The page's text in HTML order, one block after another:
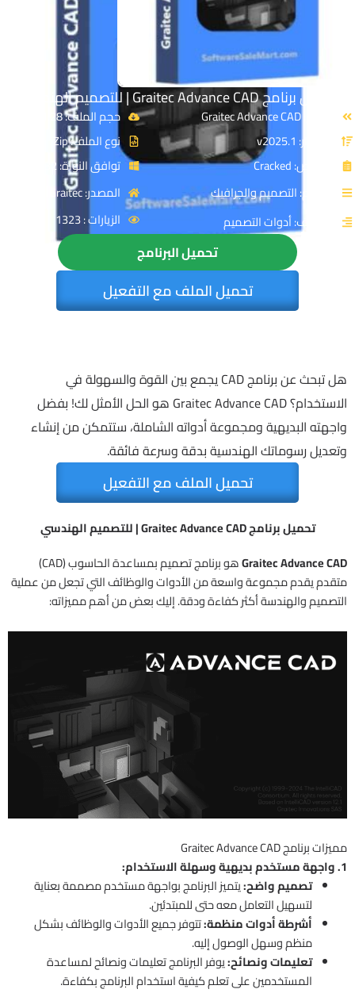
تحميل برنامج Graitec Advance CAD | للتصميم الهندسي
الاسم: Graitec Advance CAD
الإصدار: v2025.1
الترخيص: Cracked
القسم: التصميم والجرافيك
التصنيف: أدوات التصميم
حجم الملف: 1.28 GB
نوع الملف: Zip
توافق النواة: 32 & 64-Bit
المصدر: Graitec
الزيارات : 1323
تحميل البرنامج
تحميل الملف مع التفعيل
هل تبحث عن برنامج CAD يجمع بين القوة والسهولة في
الاستخدام؟ Graitec Advance CAD هو الحل الأمثل لك! بفضل
واجهته البديهية ومجموعة أدواته الشاملة، ستتمكن من إنشاء
وتعديل رسوماتك الهندسية بدقة وسرعة فائقة.
تحميل الملف مع التفعيل
تحميل برنامج Graitec Advance CAD | للتصميم الهندسي
Graitec Advance CAD
هو برنامج تصميم بمساعدة الحاسوب (CAD)
متقدم يقدم مجموعة واسعة من الأدوات والوظائف التي تجعل من عملية
التصميم والهندسة أكثر كفاءة ودقة. إليك بعض من أهم مميزاته:
مميزات برنامج Graitec Advance CAD
1. واجهة مستخدم بديهية وسهلة الاستخدام:
تصميم واضح:يتميز البرنامج بواجهة مستخدم مصممة بعناية
لتسهيل التعامل معه حتى للمبتدئين.
أشرطة أدوات منظمة:تتوفر جميع الأدوات والوظائف بشكل
منظم وسهل الوصول إليه.
تعليمات ونصائح:يوفر البرنامج تعليمات ونصائح لمساعدة
المستخدمين على تعلم كيفية استخدام البرنامج بكفاءة.